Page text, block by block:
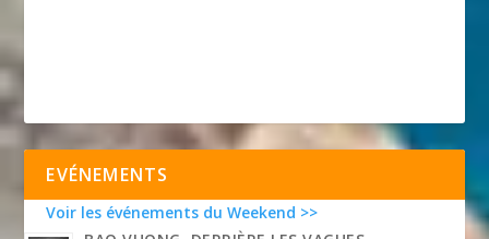
EVÉNEMENTS
Voir les événements du Weekend >>